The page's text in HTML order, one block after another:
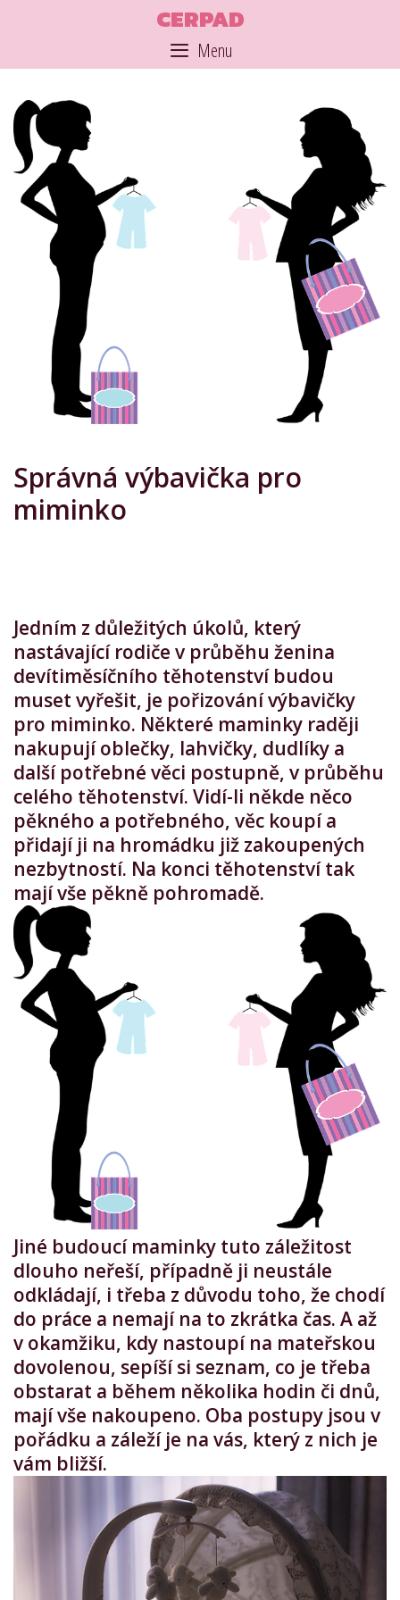
CERPAD
Menu
Správná výbavička pro
miminko
Jedním z důležitých úkolů, který
nastávající rodiče v průběhu ženina
devítiměsíčního těhotenství budou
muset vyřešit, je pořizování výbavičky
pro miminko. Některé maminky raději
nakupují oblečky, lahvičky, dudlíky a
další potřebné věci postupně, v průběhu
celého těhotenství. Vidí-li někde něco
pěkného a potřebného, věc koupí a
přidají ji na hromádku již zakoupených
nezbytností. Na konci těhotenství tak
mají vše pěkně pohromadě.
Jiné budoucí maminky tuto záležitost
dlouho neřeší, případně ji neustále
odkládají, i třeba z důvodu toho, že chodí
do práce a nemají na to zkrátka čas. A až
v okamžiku, kdy nastoupí na mateřskou
dovolenou, sepíší si seznam, co je třeba
obstarat a během několika hodin či dnů,
mají vše nakoupeno. Oba postupy jsou v
pořádku a záleží je na vás, který z nich je
vám bližší.